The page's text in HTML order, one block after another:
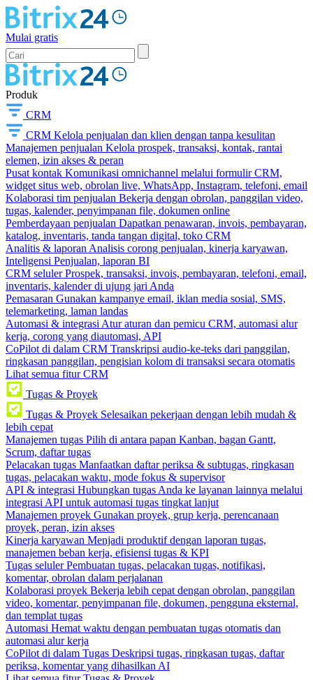
Mulai gratis
Produk
CRM
CRM Kelola penjualan dan klien dengan tanpa kesulitan
Manajemen penjualan Kelola prospek, transaksi, kontak, rantai
elemen, izin akses & peran
Pusat kontak Komunikasi omnichannel melalui formulir CRM,
widget situs web, obrolan live, WhatsApp, Instagram, telefoni, email
Kolaborasi tim penjualan Bekerja dengan obrolan, panggilan video,
tugas, kalender, penyimpanan file, dokumen online
Pemberdayaan penjualan Dapatkan penawaran, invois, pembayaran,
katalog, inventaris, tanda tangan digital, toko CRM
Analitis & laporan Analisis corong penjualan, kinerja karyawan,
Inteligensi Penjualan, laporan BI
CRM seluler Prospek, transaksi, invois, pembayaran, telefoni, email,
inventaris, kalender di ujung jari Anda
Pemasaran Gunakan kampanye email, iklan media sosial, SMS,
telemarketing, laman landas
Automasi & integrasi Atur aturan dan pemicu CRM, automasi alur
kerja, corong yang diautomasi, API
CoPilot di dalam CRM Transkripsi audio-ke-teks dari panggilan,
ringkasan panggilan, pengisian kolom di transaksi secara otomatis
Lihat semua fitur CRM
Tugas & Proyek
Tugas & Proyek Selesaikan pekerjaan dengan lebih mudah &
lebih cepat
Manajemen tugas Pilih di antara papan Kanban, bagan Gantt,
Scrum, daftar tugas
Pelacakan tugas Manfaatkan daftar periksa & subtugas, ringkasan
tugas, pelacakan waktu, mode fokus & supervisor
API & integrasi Hubungkan tugas Anda ke layanan lainnya melalui
integrasi API untuk automasi tugas tingkat lanjut
Manajemen proyek Gunakan proyek, grup kerja, perencanaan
proyek, peran, izin akses
Kinerja karyawan Menjadi produktif dengan laporan tugas,
manajemen beban kerja, efisiensi tugas & KPI
Tugas seluler Pembuatan tugas, pelacakan tugas, notifikasi,
komentar, obrolan dalam perjalanan
Kolaborasi proyek Bekerja lebih cepat dengan obrolan, panggilan
video, komentar, penyimpanan file, dokumen, pengguna eksternal,
dan templat tugas
Automasi Hemat waktu dengan pembuatan tugas otomatis dan
automasi alur kerja
CoPilot di dalam Tugas Deskripsi tugas, ringkasan tugas, daftar
periksa, komentar yang dihasilkan AI